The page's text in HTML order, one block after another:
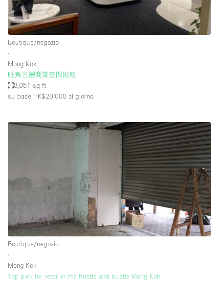
Elettricità
Esposizione di Automobili
Illuminazione
Impianto audiovisivo
Industriale
Magazzino
Parcheggio privato
Piano terra
Raw
Sistema di sicurezza
Boutique/negozio
∙
Mong Kok
旺角三層商業空間出租
8,051 sq ft
su base HK$20,000 al giorno
Boutique/negozio
∙
Mong Kok
Top pick for retail in the hustle and bustle Mong Kok